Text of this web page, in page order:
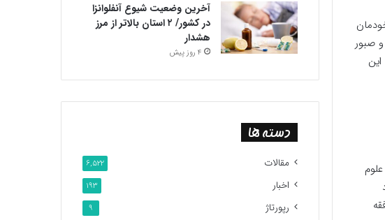
صبور
آخرین وضعیت شیوع آنفلوانزا
در کشور/ ۲ استان بالاتر از مرز
هشدار
4 روز پیش
دسته ها
مقالات 6,522
اخبار 193
رپورتاژ 9